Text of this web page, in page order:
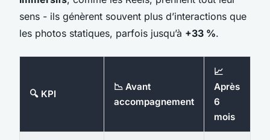
sens - ils génèrent souvent plus d’interactions que
les photos statiques, parfois jusqu’à +33 %.
🔍 KPI
📉 Avant
accompagnement
📈
Après
6
mois